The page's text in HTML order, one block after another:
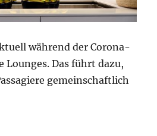
während der Corona-
Lounges. Das führt dazu,
gemeinschaftlich